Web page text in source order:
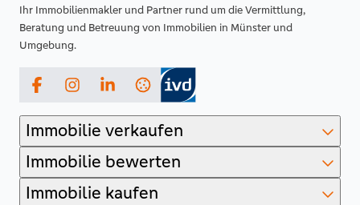
Ihr Immobilienmakler und Partner rund um die Vermittlung,
Beratung und Betreuung von Immobilien in Münster und
Umgebung.
FacebookInstagramLinkedIn
Immobilie verkaufen
Immobilie bewerten
Immobilie kaufen